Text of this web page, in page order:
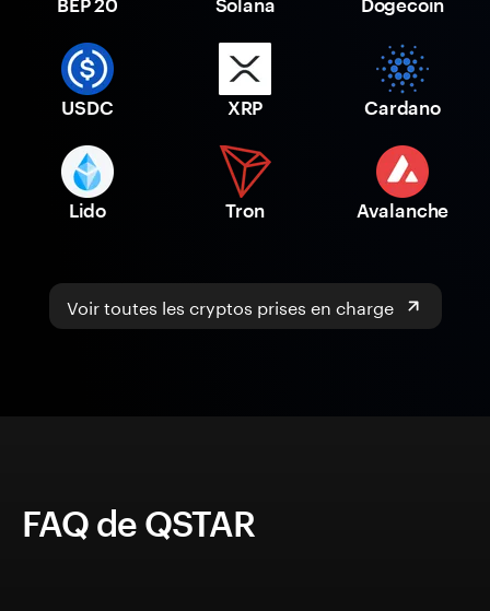
BEP 20 Solana Dogecoin
USDC XRP Cardano
Lido Tron Avalanche
Voir toutes les cryptos prises en charge
FAQ de QSTAR